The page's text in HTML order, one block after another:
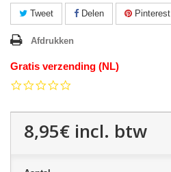
Tweet Delen Pinterest
Afdrukken
Gratis verzending (NL)
8,95€ incl. btw